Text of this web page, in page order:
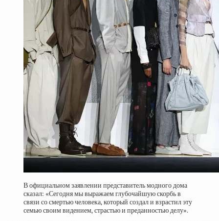
В официальном заявлении представитель модного дома
сказал: «Сегодня мы выражаем глубочайшую скорбь в
связи со смертью человека, который создал и взрастил эту
семью своим видением, страстью и преданностью делу».